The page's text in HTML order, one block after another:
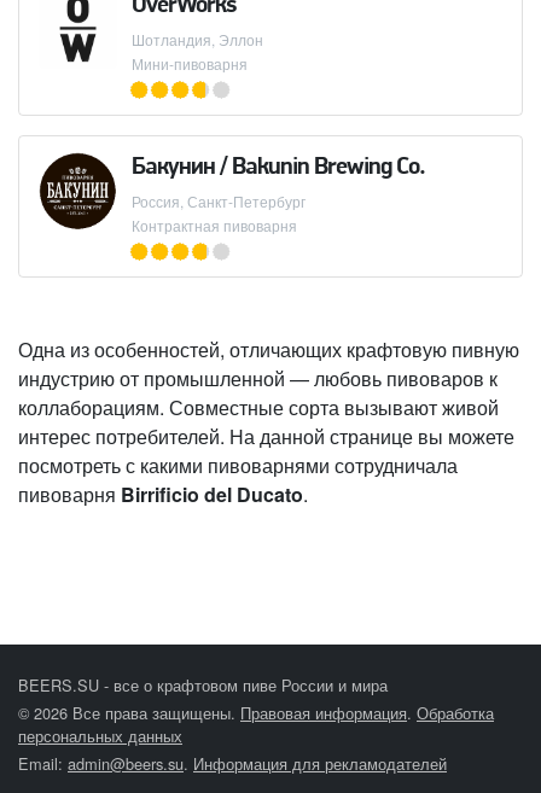
OverWorks
Шотландия, Эллон
Мини-пивоварня
Бакунин / Bakunin Brewing Co.
Россия, Санкт-Петербург
Контрактная пивоварня
Одна из особенностей, отличающих крафтовую пивную
индустрию от промышленной — любовь пивоваров к
коллаборациям. Совместные сорта вызывают живой
интерес потребителей. На данной странице вы можете
посмотреть с какими пивоварнями сотрудничала
пивоварня Birrificio del Ducato.
BEERS.SU - все о крафтовом пиве России и мира
© 2026 Все права защищены. Правовая информация. Обработка
персональных данных
Email: admin@beers.su. Информация для рекламодателей